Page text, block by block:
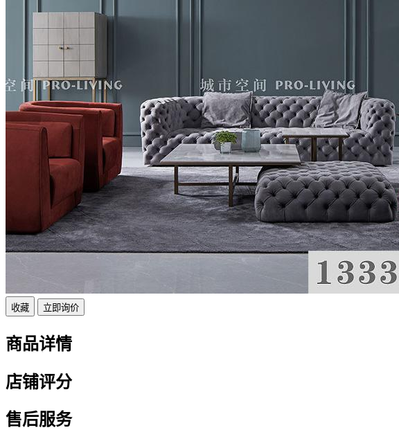
收藏 立即询价
商品详情
店铺评分
售后服务